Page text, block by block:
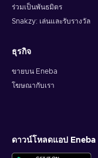
ร่วมเป็นพันธมิตร
Snakzy: เล่นและรับรางวัล
ธุรกิจ
ขายบน Eneba
โฆษณากับเรา
ดาวน์โหลดแอป Eneba